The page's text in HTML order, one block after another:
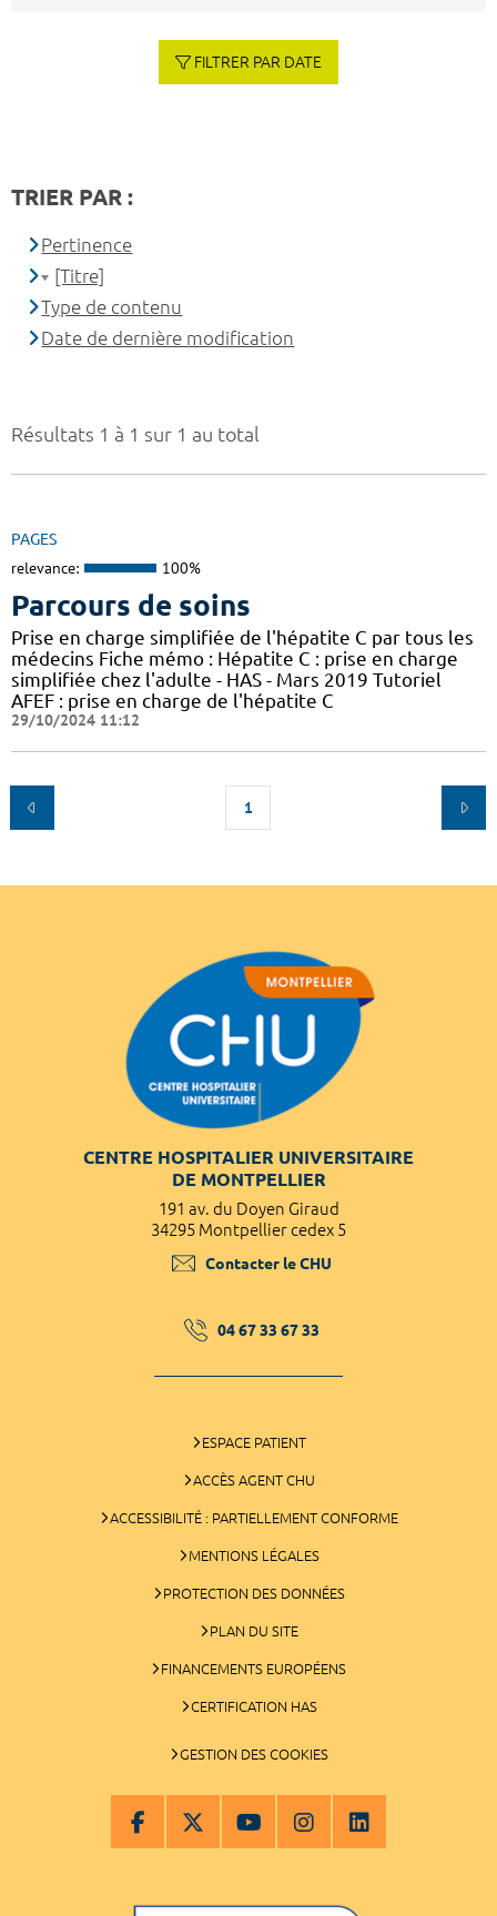
Résultats 1 à 1 sur 1 au total
PAGES
relevance: 100%
Parcours de soins
Prise en charge simplifiée de l'hépatite C par tous les
médecins Fiche mémo : Hépatite C : prise en charge
simplifiée chez l'adulte - HAS - Mars 2019 Tutoriel
AFEF : prise en charge de l'hépatite C
29/10/2024 11:12
1
FILTRER PAR DATE
TRIER PAR :
Pertinence
[Titre]
Type de contenu
Date de dernière modification
CENTRE HOSPITALIER UNIVERSITAIRE
DE MONTPELLIER
191 av. du Doyen Giraud
34295 Montpellier cedex 5
Contacter le CHU
04 67 33 67 33
ESPACE PATIENT
ACCÈS AGENT CHU
ACCESSIBILITÉ : PARTIELLEMENT CONFORME
MENTIONS LÉGALES
PROTECTION DES DONNÉES
PLAN DU SITE
FINANCEMENTS EUROPÉENS
CERTIFICATION HAS
GESTION DES COOKIES